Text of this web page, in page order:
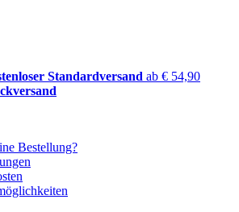
Standardversand ab € 54,90
Bestellung?